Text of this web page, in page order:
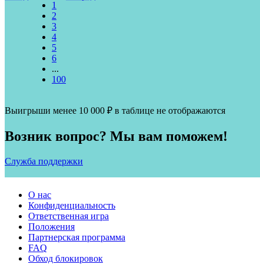
1
2
3
4
5
6
...
100
Выигрыши менее 10 000 ₽ в таблице не отображаются
Возник вопрос? Мы вам поможем!
Служба поддержки
О нас
Конфиденциальность
Ответственная игра
Положения
Партнерская программа
FAQ
Обход блокировок